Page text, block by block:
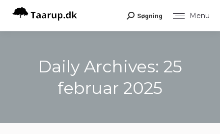
Menu
Search:
Søgning
Daily Archives: 25
februar 2025